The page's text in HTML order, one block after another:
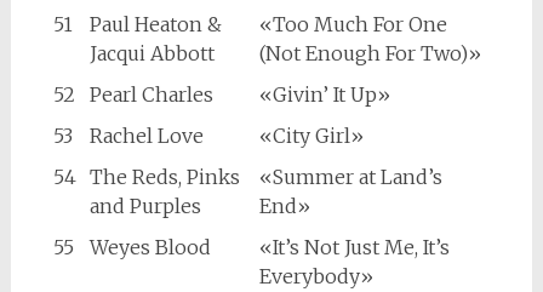
51
Paul Heaton &
Jacqui Abbott
«Too Much For One
(Not Enough For Two)»
52
Pearl Charles
«Givin’ It Up»
53
Rachel Love
«City Girl»
54 The Reds, Pinks
and Purples
«Summer at Land’s
End»
55
Weyes Blood
«It’s Not Just Me, It’s
Everybody»